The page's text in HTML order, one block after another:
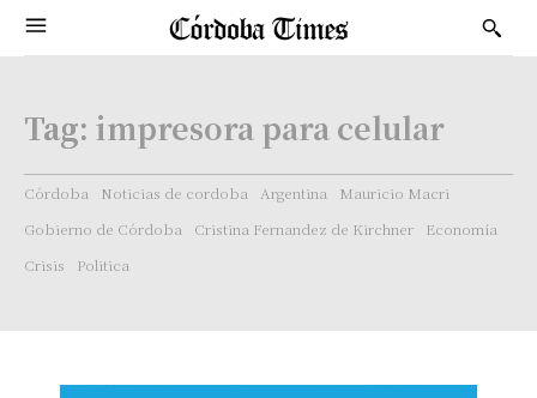
Tag: impresora para celular
Córdoba Noticias de cordoba Argentina
Mauricio Macri
Gobierno de Córdoba
Cristina Fernandez de Kirchner
Economía
Crisis
Politica